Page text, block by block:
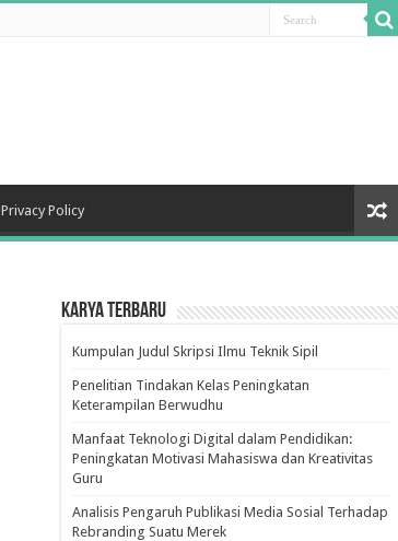
Privacy Policy
Karya Terbaru
Kumpulan Judul Skripsi Ilmu Teknik Sipil
Penelitian Tindakan Kelas Peningkatan
Keterampilan Berwudhu
Manfaat Teknologi Digital dalam Pendidikan:
Peningkatan Motivasi Mahasiswa dan Kreativitas
Guru
Analisis Pengaruh Publikasi Media Sosial Terhadap
Rebranding Suatu Merek